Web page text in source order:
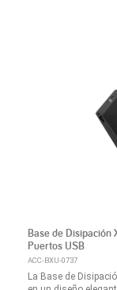
Base de Disipación
Puertos USB
ACC-BXU-0737
La Base de